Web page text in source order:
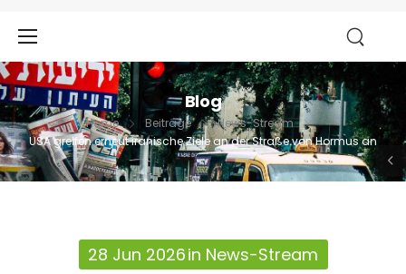
Blog
Home Beiträge
News-Stream
USA greifen erneut iranische Ziele an der Straße von Hormus an
28 Jun 2026in News-Stream